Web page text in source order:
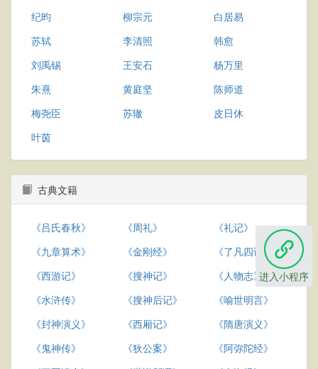
纪昀
柳宗元
白居易
苏轼
李清照
韩愈
刘禹锡
王安石
杨万里
朱熹
黄庭坚
陈师道
梅尧臣
苏辙
皮日休
叶茵
古典文籍
《吕氏春秋》 《周礼》
《礼记》
《九章算术》
《金刚经》
《了凡四训》
《西游记》
《搜神记》
《人物志》
《水浒传》
《搜神后记》
《喻世明言》
《封神演义》
《西厢记》
《隋唐演义》
《鬼神传》
《狄公案》
《阿弥陀经》
进入小程序